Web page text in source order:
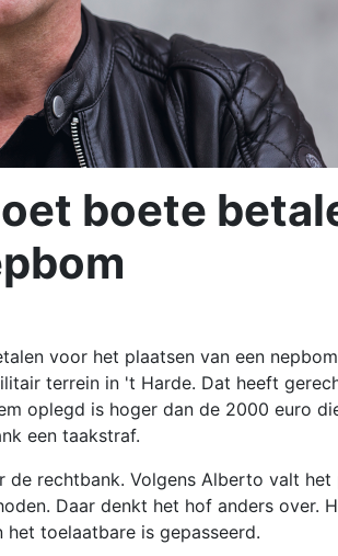
boete
voor het plaatsen van een
terrein in 't Harde. Dat heeft
oplegd is hoger dan de 2000 euro
een taakstraf.
rechtbank. Volgens Alberto valt het
Daar denkt het hof anders over.
toelaatbare is gepasseerd.